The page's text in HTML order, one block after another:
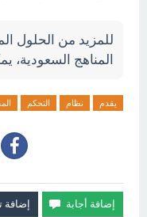
للمزيد من الحلول
المناهج السعودية،
يقدم نظام التحكم